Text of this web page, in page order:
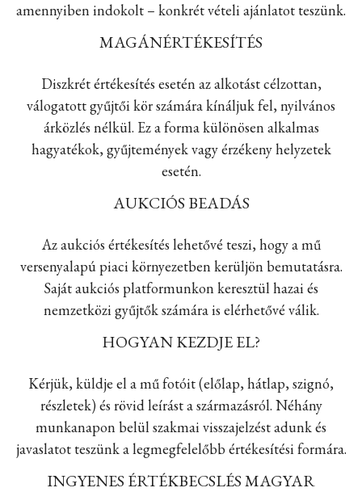
amennyiben indokolt – konkrét vételi ajánlatot teszünk.
MAGÁNÉRTÉKESÍTÉS
Diszkrét értékesítés esetén az alkotást célzottan,
válogatott gyűjtői kör számára kínáljuk fel, nyilvános
árközlés nélkül. Ez a forma különösen alkalmas
hagyatékok, gyűjtemények vagy érzékeny helyzetek
esetén.
AUKCIÓS BEADÁS
Az aukciós értékesítés lehetővé teszi, hogy a mű
versenyalapú piaci környezetben kerüljön bemutatásra.
Saját aukciós platformunkon keresztül hazai és
nemzetközi gyűjtők számára is elérhetővé válik.
HOGYAN KEZDJE EL?
Kérjük, küldje el a mű fotóit (előlap, hátlap, szignó,
részletek) és rövid leírást a származásról. Néhány
munkanapon belül szakmai visszajelzést adunk és
javaslatot teszünk a legmegfelelőbb értékesítési formára.
INGYENES ÉRTÉKBECSLÉS MAGYAR